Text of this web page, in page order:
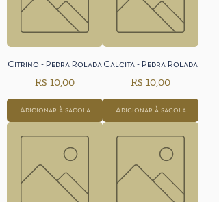
Citrino - Pedra Rolada
Preço
R$ 10,00
Adicionar à sacola
Calcita - Pedra Rolada
Preço
R$ 10,00
Adicionar à sacola